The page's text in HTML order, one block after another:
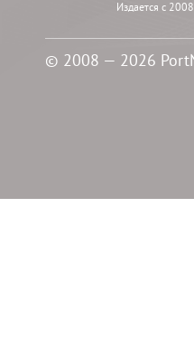
Издается с
© 2008 — 2026